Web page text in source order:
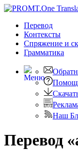
Перевод
Контексты
Спряжение и
Грамматика
Наш
Перевод